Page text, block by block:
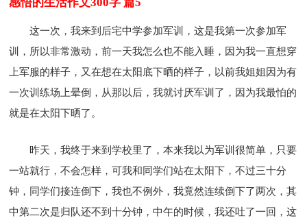
这一次，我来到后宅中学参加军训，这是我第一次参加军
训，所以非常激动，前一天我怎么也不能入睡，因为我一直想穿
上军服的样子，又在想在太阳底下晒的样子，以前我姐姐因为有
一次训练场上晕倒，从那以后，我就讨厌军训了，因为我最怕的
就是在太阳下晒了。
昨天，我终于来到学校里了，本来我以为军训很简单，只要
一站就行，不会怎样，可我和同学们站在太阳下，不过三十分
钟，同学们接连倒下，我也不例外，我竟然连续倒下了两次，其
中第二次是归队还不到十分钟，中午的时候，我还吐了一回，这